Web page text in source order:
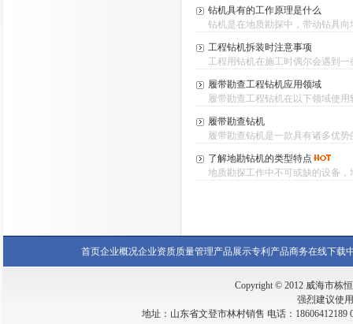
钻机具有的工作原理是什么
钻机是在地质勘探中，带动钻具
工程钻机拆装时注意事项
工程用钻机在施工时偶尔会遇到
履带勘查工程钻机应用领域
履带勘查工程钻机在以下领域使
履带勘查钻机
履带勘查钻机是一款具有诸多优
了解地勘钻机的类型特点
地质勘探工作中不可或缺的设备
首页企业概况企业资质质量管理产品展示专利产品商务在线下载
Copyright © 2012 威海市栋
强烈建议使
地址：山东省文登市林村销售 电话：18606412189